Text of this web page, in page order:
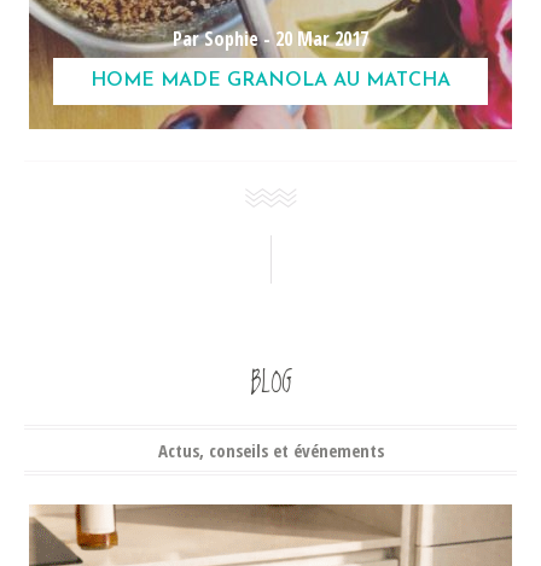
Par Sophie -20 Mar 2017
HOME MADE GRANOLA AU MATCHA
BLOG
Actus, conseils et événements